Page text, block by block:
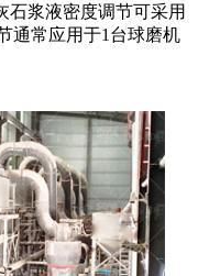
石浆液密度调节可采用
通常应用于1台球磨机